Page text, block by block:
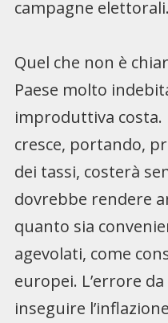
campagne elettorali.
Quel che non è
Paese molto
improduttiva costa.
cresce, portando,
dei tassi, costerà
dovrebbe rendere
quanto sia
agevolati, come
europei. L’errore
inseguire